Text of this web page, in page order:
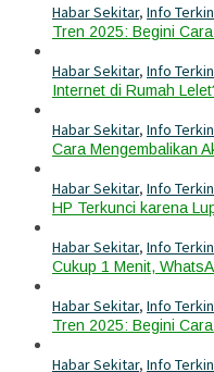
Habar Sekitar, Info
Tren 2025: Begini
Habar Sekitar, Info
Internet di Rumah
Habar Sekitar, Info
Cara Mengembalikan
Habar Sekitar, Info
HP Terkunci karena
Habar Sekitar, Info
Cukup 1 Menit,
Habar Sekitar, Info
Tren 2025: Begini
Habar Sekitar, Info